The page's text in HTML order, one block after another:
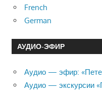
French
German
АУДИО-ЭФИР
Аудио — эфир:
Аудио — экскурсии